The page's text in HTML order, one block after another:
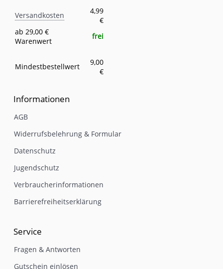
Versandkosten
4,99
€
ab 29,00 €
Warenwert
frei
Mindestbestellwert
9,00
€
Informationen
AGB
Widerrufsbelehrung & Formular
Datenschutz
Jugendschutz
Verbraucherinformationen
Barrierefreiheitserklärung
Service
Fragen & Antworten
Gutschein einlösen